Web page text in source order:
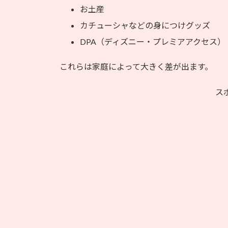
お土産
カチューシャなどの身につけグッズ
DPA（ディズニー・プレミアアクセス）
これらは家庭によって大きく差が出ます。
ス